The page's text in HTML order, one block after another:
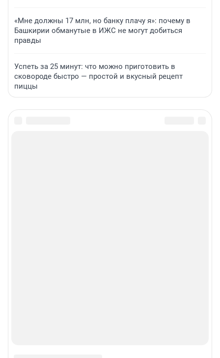
«Мне должны 17 млн, но банку плачу я»: почему в
Башкирии обманутые в ИЖС не могут добиться
правды
Успеть за 25 минут: что можно приготовить в
сковороде быстро — простой и вкусный рецепт
пиццы